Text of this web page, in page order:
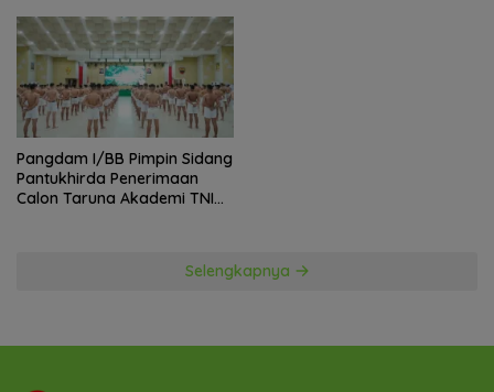
Pangdam I/BB Pimpin Sidang
Pantukhirda Penerimaan
Calon Taruna Akademi TNI
Selengkapnya